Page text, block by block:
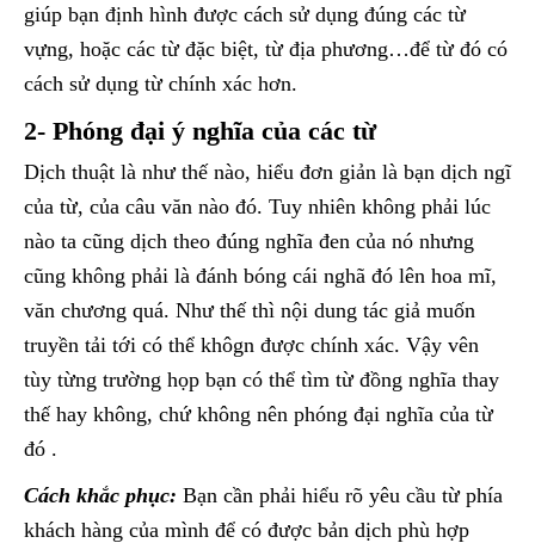
giúp bạn định hình được cách sử dụng đúng các từ
vựng, hoặc các từ đặc biệt, từ địa phương…để từ đó có
cách sử dụng từ chính xác hơn.
2- Phóng đại ý nghĩa của các từ
Dịch thuật là như thế nào, hiểu đơn giản là bạn dịch ngĩ
của từ, của câu văn nào đó. Tuy nhiên không phải lúc
nào ta cũng dịch theo đúng nghĩa đen của nó nhưng
cũng không phải là đánh bóng cái nghã đó lên hoa mĩ,
văn chương quá. Như thế thì nội dung tác giả muốn
truyền tải tới có thể khôgn được chính xác. Vậy vên
tùy từng trường họp bạn có thể tìm từ đồng nghĩa thay
thế hay không, chứ không nên phóng đại nghĩa của từ
đó .
Cách khắc phục: Bạn cần phải hiểu rõ yêu cầu từ phía
khách hàng của mình để có được bản dịch phù hợp